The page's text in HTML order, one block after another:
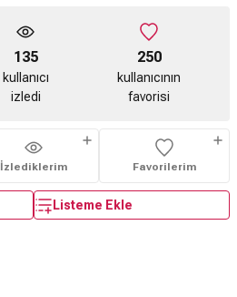
135
kullanıcı
izledi
250
kullanıcının
favorisi
İzlediklerim Favorilerim
Listeme Ekle